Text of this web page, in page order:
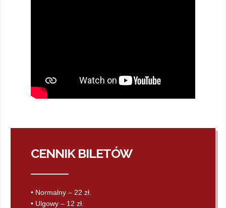
CENNIK BILETÓW
• Normalny – 22 zł.
• Ulgowy – 12 zł.